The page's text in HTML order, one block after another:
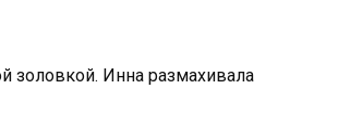
золовкой. Инна размахивала